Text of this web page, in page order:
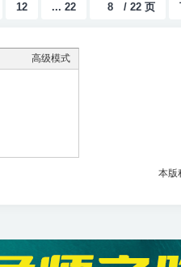
12 ... 22 / 22 页
高级模式
本版